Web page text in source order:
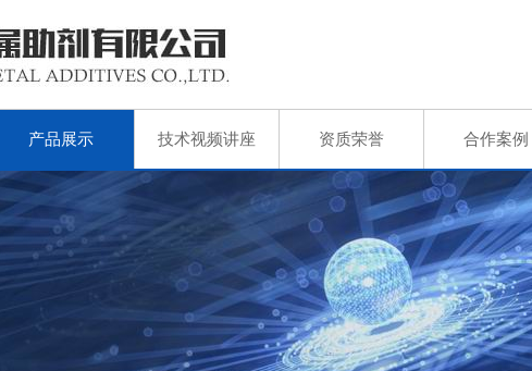
产品展示 技术视频讲座 资质荣誉 合作案例